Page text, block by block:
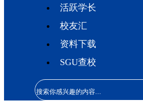
活跃学长
校友汇
资料下载
SGU查校